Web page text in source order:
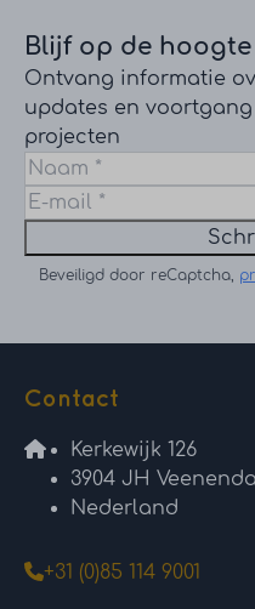
Blijf op de hoogte
Ontvang informatie
updates en
projecten
Beveiligd door reCaptcha,
Contact
Kerkewijk 126
3904 JH
Nederland
+31 (0)85 114 9001